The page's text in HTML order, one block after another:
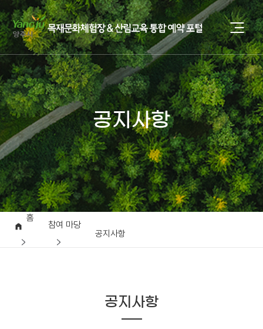
공지사항
홈
참여 마당
공지사항
공지사항